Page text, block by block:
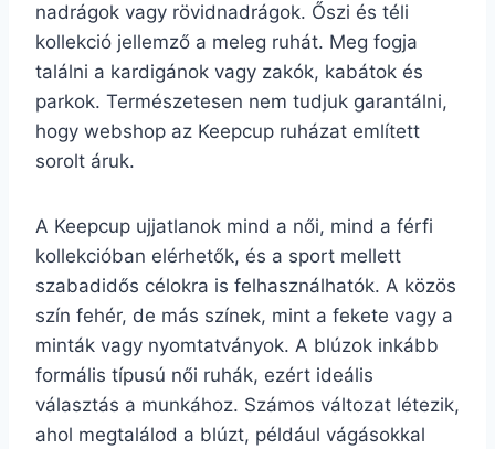
nadrágok vagy rövidnadrágok. Őszi és téli
kollekció jellemző a meleg ruhát. Meg fogja
találni a kardigánok vagy zakók, kabátok és
parkok. Természetesen nem tudjuk garantálni,
hogy webshop az Keepcup ruházat említett
sorolt áruk.
A Keepcup ujjatlanok mind a női, mind a férfi
kollekcióban elérhetők, és a sport mellett
szabadidős célokra is felhasználhatók. A közös
szín fehér, de más színek, mint a fekete vagy a
minták vagy nyomtatványok. A blúzok inkább
formális típusú női ruhák, ezért ideális
választás a munkához. Számos változat létezik,
ahol megtalálod a blúzt, például vágásokkal